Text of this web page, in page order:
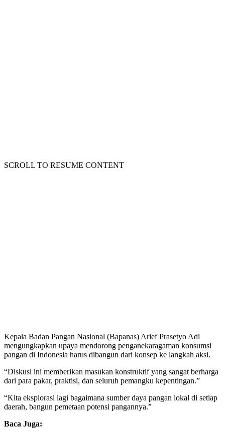
SCROLL TO RESUME CONTENT
Kepala Badan Pangan Nasional (Bapanas) Arief Prasetyo Adi
mengungkapkan upaya mendorong penganekaragaman konsumsi
pangan di Indonesia harus dibangun dari konsep ke langkah aksi.
“Diskusi ini memberikan masukan konstruktif yang sangat berharga
dari para pakar, praktisi, dan seluruh pemangku kepentingan.”
“Kita eksplorasi lagi bagaimana sumber daya pangan lokal di setiap
daerah, bangun pemetaan potensi pangannya.”
Baca Juga: